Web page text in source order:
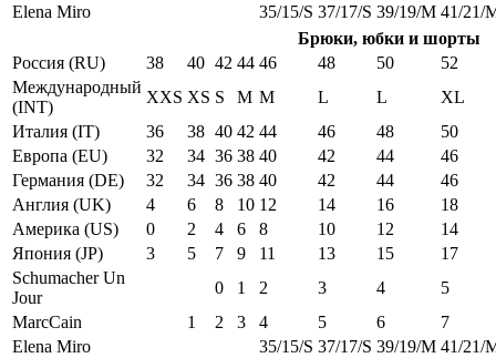
Elena Miro
35/15/S 37/17/S 39/19/M 41/21/
Брюки, юбки и шорты
Россия (RU)
38 40 42 44 46 48 50
52
Международный
(INT)
XXS XS S M M L L
XL
Италия (IT)
36 38 40 42 44 46 48
50
Европа (EU)
32 34 36 38 40 42 44
46
Германия (DE)
32 34 36 38 40 42 44
46
Англия (UK)
4 6 8 10 12 14 16
18
Америка (US)
0 2 4 6 8 10 12
14
Япония (JP)
3 5 7 9 11 13 15
17
Schumacher Un
Jour
0 1 2 3 4
5
MarcCain
1 2 3 4 5 6
7
Elena Miro
35/15/S 37/17/S 39/19/M 41/21/